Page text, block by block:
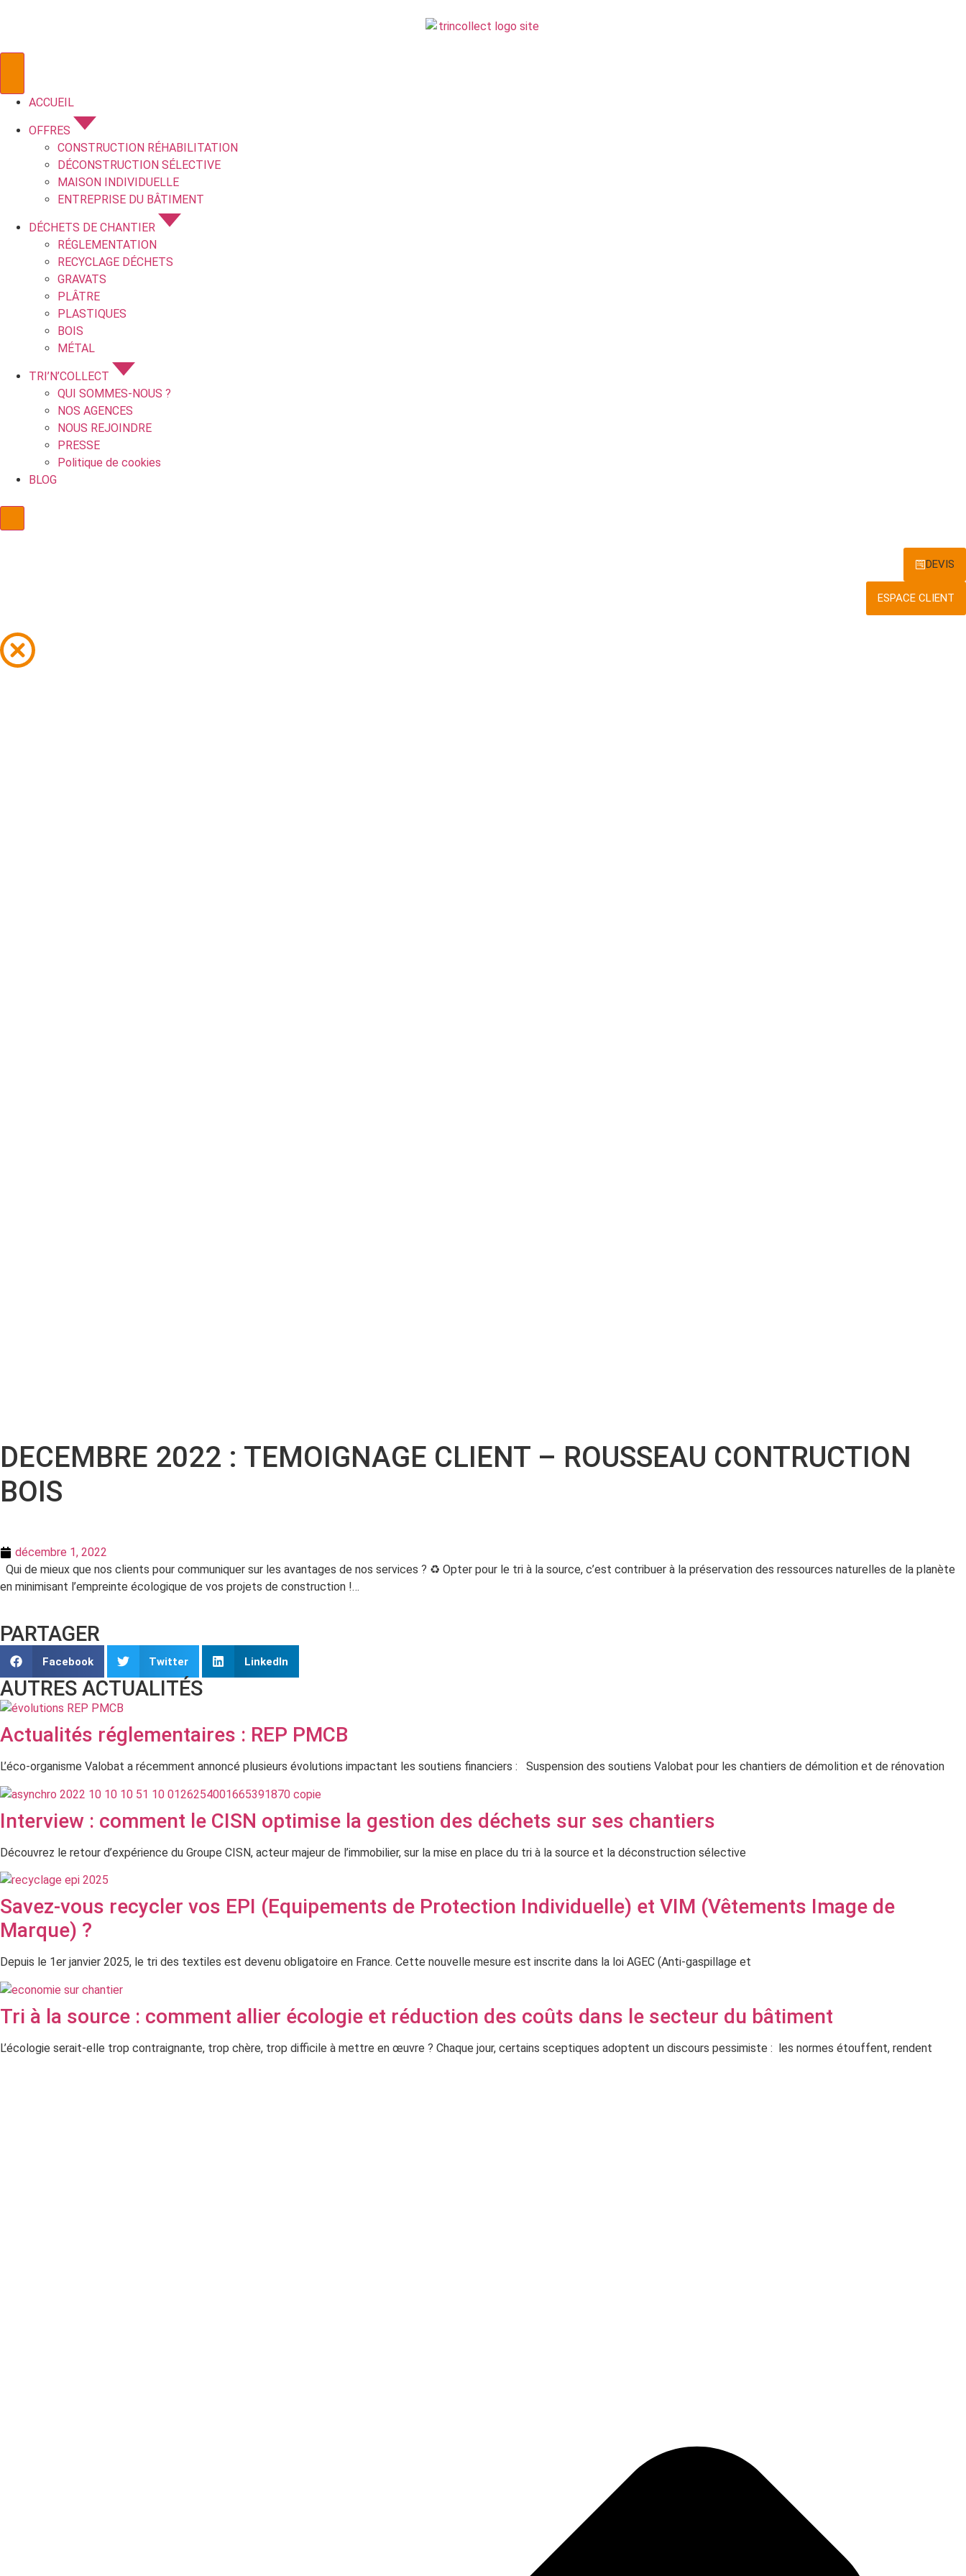
ACCUEIL
OFFRES
CONSTRUCTION RÉHABILITATION
DÉCONSTRUCTION SÉLECTIVE
MAISON INDIVIDUELLE
ENTREPRISE DU BÂTIMENT
DÉCHETS DE CHANTIER
RÉGLEMENTATION
RECYCLAGE DÉCHETS
GRAVATS
PLÂTRE
PLASTIQUES
BOIS
MÉTAL
TRI’N’COLLECT
QUI SOMMES-NOUS ?
NOS AGENCES
NOUS REJOINDRE
PRESSE
Politique de cookies
BLOG
DEVIS
ESPACE CLIENT
DECEMBRE 2022 : TEMOIGNAGE CLIENT – ROUSSEAU CONTRUCTION
BOIS
décembre 1, 2022
Qui de mieux que nos clients pour communiquer sur les avantages de nos services ? ♻️ Opter pour le tri à la source, c’est contribuer à la préservation des ressources naturelles de la planète
en minimisant l’empreinte écologique de vos projets de construction !…
PARTAGER
Facebook Twitter LinkedIn
AUTRES ACTUALITÉS
Actualités réglementaires : REP PMCB
L’éco-organisme Valobat a récemment annoncé plusieurs évolutions impactant les soutiens financiers : Suspension des soutiens Valobat pour les chantiers de démolition et de rénovation
Interview : comment le CISN optimise la gestion des déchets sur ses chantiers
Découvrez le retour d’expérience du Groupe CISN, acteur majeur de l’immobilier, sur la mise en place du tri à la source et la déconstruction sélective
Savez-vous recycler vos EPI (Equipements de Protection Individuelle) et VIM (Vêtements Image de
Marque) ?
Depuis le 1er janvier 2025, le tri des textiles est devenu obligatoire en France. Cette nouvelle mesure est inscrite dans la loi AGEC (Anti-gaspillage et
Tri à la source : comment allier écologie et réduction des coûts dans le secteur du bâtiment
L’écologie serait-elle trop contraignante, trop chère, trop difficile à mettre en œuvre ? Chaque jour, certains sceptiques adoptent un discours pessimiste : les normes étouffent, rendent